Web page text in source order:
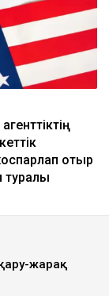
отыр
туралы
жарақ